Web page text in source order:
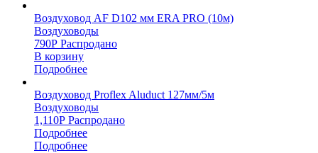
Воздуховод AF D102 мм ERA PRO (10м)
Воздуховоды
790Р Распродано
В корзину
Подробнее
Воздуховод Proflex Aluduct 127мм/5м
Воздуховоды
1,110Р Распродано
Подробнее
Подробнее